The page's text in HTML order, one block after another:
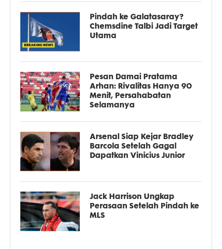
Pindah ke Galatasaray?
Chemsdine Talbi Jadi Target
Utama
Pesan Damai Pratama
Arhan: Rivalitas Hanya 90
Menit, Persahabatan
Selamanya
Arsenal Siap Kejar Bradley
Barcola Setelah Gagal
Dapatkan Vinicius Junior
Jack Harrison Ungkap
Perasaan Setelah Pindah ke
MLS